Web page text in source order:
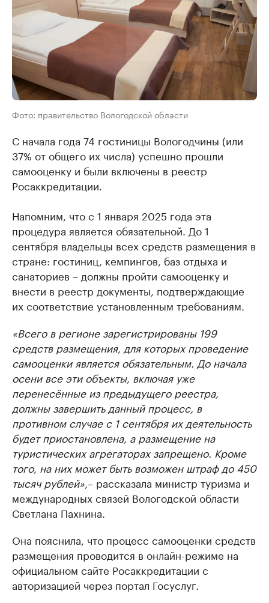
Фото: правительство Вологодской области
С начала года 74 гостиницы Вологодчины (или
37% от общего их числа) успешно прошли
самооценку и были включены в реестр
Росаккредитации.
Напомним, что с 1 января 2025 года эта
процедура является обязательной. До 1
сентября владельцы всех средств размещения в
стране: гостиниц, кемпингов, баз отдыха и
санаториев – должны пройти самооценку и
внести в реестр документы, подтверждающие
их соответствие установленным требованиям.
«Всего в регионе зарегистрированы 199
средств размещения, для которых проведение
самооценки является обязательным. До начала
осени все эти объекты, включая уже
перенесённые из предыдущего реестра,
должны завершить данный процесс, в
противном случае с 1 сентября их деятельность
будет приостановлена, а размещение на
туристических агрегаторах запрещено. Кроме
того, на них может быть возможен штраф до 450
тысяч рублей»,– рассказала министр туризма и
международных связей Вологодской области
Светлана Пахнина.
Она пояснила, что процесс самооценки средств
размещения проводится в онлайн-режиме на
официальном сайте Росаккредитации с
авторизацией через портал Госуслуг.